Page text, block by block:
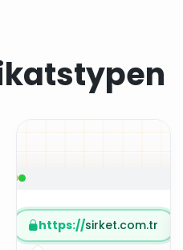
https://sirket.com.tr